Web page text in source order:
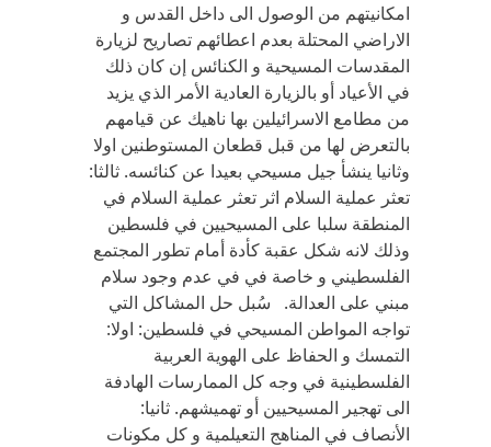
امكانيتهم من الوصول الى داخل القدس و
الاراضي المحتلة بعدم اعطائهم تصاريح لزيارة
المقدسات المسيحية و الكنائس إن كان ذلك
في الأعياد أو بالزيارة العادية الأمر الذي يزيد
من مطامع الاسرائيلين بها ناهيك عن قيامهم
بالتعرض لها من قبل قطعان المستوطنين اولا
وثانيا ينشأ جيل مسيحي بعيدا عن كنائسه. ثالثا:
تعثر عملية السلام اثر تعثر عملية السلام في
المنطقة سلبا على المسيحيين في فلسطين
وذلك لانه شكل عقبة كأدة أمام تطور المجتمع
الفلسطيني و خاصة في في عدم وجود سلام
مبني على العدالة. سُبل حل المشاكل التي
تواجه المواطن المسيحي في فلسطين: اولا:
التمسك و الحفاظ على الهوية العربية
الفلسطينية في وجه كل الممارسات الهادفة
الى تهجير المسيحيين أو تهميشهم. ثانيا:
الأنصاف في المناهج التعيلمية و كل مكونات